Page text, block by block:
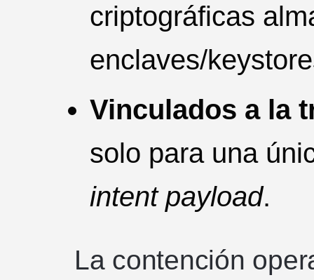
criptográficas
enclaves/
Vinculados a la
solo para una
intent payload.
La contención